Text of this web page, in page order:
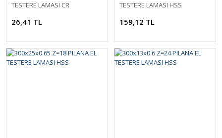
TESTERE LAMASI CR
26,41 TL
TESTERE LAMASI HSS
159,12 TL